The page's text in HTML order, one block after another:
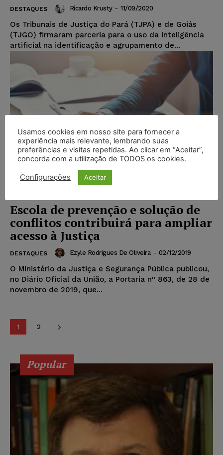
DESTAQUES Ricardo Krusty - 11/09/2020
Os Tribunais de Justiça do Pará (TJPA) e de Goiás
(TJGO) firmaram parceria para o uso da inteligência
artificial na identificação e agrupamento de...
Escola de prevenção e solução de
conflitos contribuirá para ampliar
acesso à Justiça
DESTAQUES Ezyle Rodrigues De Oliveira - 02/12/2019
O Ministério da Justiça e Segurança Pública publicou,
no Diário Oficial da União, a Portaria nº 863, de 28 de
novembro de 2019, que...
1 2
Popular
Usamos cookies em nosso site para fornecer a
experiência mais relevante, lembrando suas
preferências e visitas repetidas. Ao clicar em “Aceitar”,
concorda com a utilização de TODOS os cookies.
Configurações Aceitar